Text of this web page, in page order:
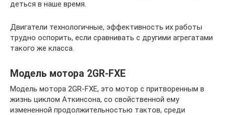
деться в наше время.
Двигатели технологичные, эффективность их работы
трудно оспорить, если сравнивать с другими агрегатами
такого же класса.
Модель мотора 2GR-FXE
Модель мотора 2GR-FXE, это мотор с притворенным в
жизнь циклом Аткинсона, со свойственной ему
измененной продолжительностью тактов, среди